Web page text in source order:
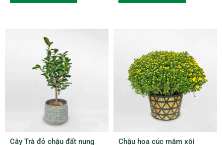
Cây Trà đỏ chậu đất nung Chậu hoa cúc mâm xôi